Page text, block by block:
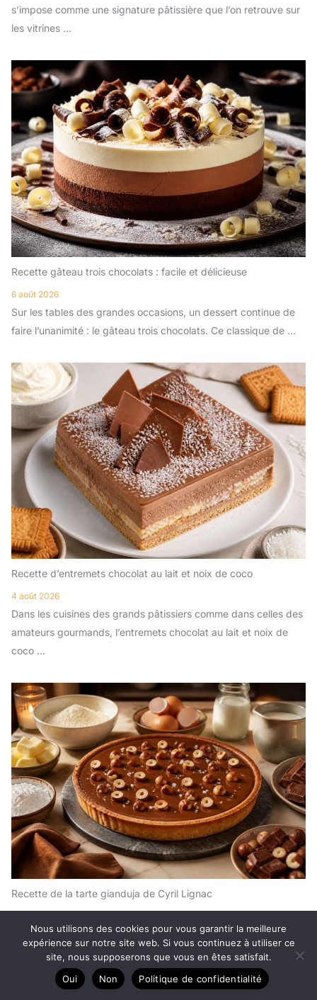
s’impose comme une signature pâtissière que l’on retrouve sur
les vitrines ...
Recette gâteau trois chocolats : facile et délicieuse
6 août 2026
Sur les tables des grandes occasions, un dessert continue de
faire l’unanimité : le gâteau trois chocolats. Ce classique de ...
Recette d’entremets chocolat au lait et noix de coco
4 août 2026
Dans les cuisines des grands pâtissiers comme dans celles des
amateurs gourmands, l’entremets chocolat au lait et noix de
coco ...
Recette de la tarte gianduja de Cyril Lignac
Dans les cuisines des plus grandes pâtisseries comme dans
celles de nos foyers, un nom revient sans cesse dès qu’il ...
Nous utilisons des cookies pour vous garantir la meilleure
expérience sur notre site web. Si vous continuez à utiliser ce
site, nous supposerons que vous en êtes satisfait.
Oui
Non Politique de confidentialité